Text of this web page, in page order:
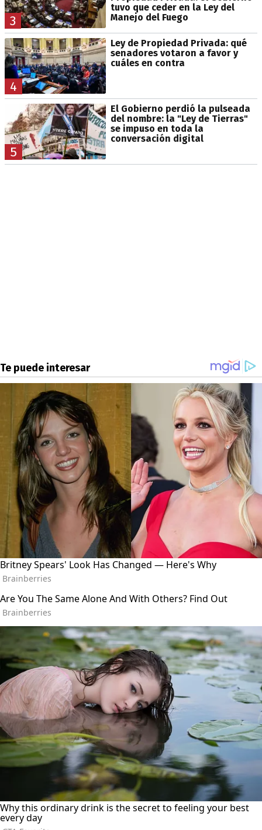
3
tuvo que ceder en la Ley del
Manejo del Fuego
4
Ley de Propiedad Privada: qué
senadores votaron a favor y
cuáles en contra
5
El Gobierno perdió la pulseada
del nombre: la "Ley de Tierras"
se impuso en toda la
conversación digital